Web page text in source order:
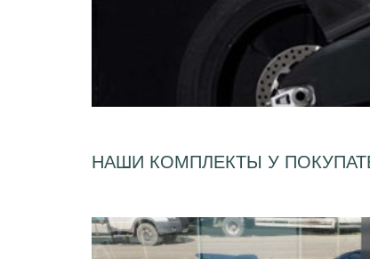
НАШИ КОМПЛЕКТЫ У